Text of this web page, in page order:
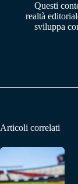
Questi
realtà
sviluppa
Articoli correlati